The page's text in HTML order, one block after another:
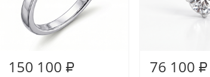
150 100 ₽ 76 100 ₽